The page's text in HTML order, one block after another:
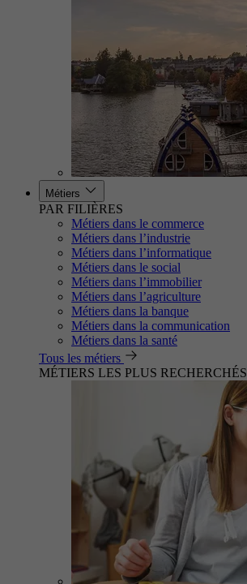
Métiers
PAR FILIÈRES
Métiers dans le commerce
Métiers dans l’industrie
Métiers dans l’informatique
Métiers dans le social
Métiers dans l’immobilier
Métiers dans l’agriculture
Métiers dans la banque
Métiers dans la communication
Métiers dans la santé
Tous les métiers
MÉTIERS LES PLUS RECHERCHÉS